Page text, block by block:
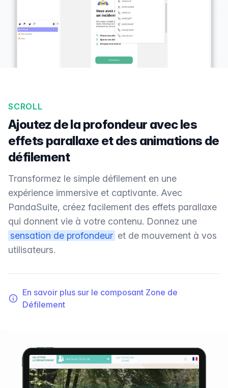
SCROLL
Ajoutez de la profondeur avec les
effets parallaxe et des animations de
défilement
Transformez le simple défilement en une
expérience immersive et captivante. Avec
PandaSuite, créez facilement des effets parallaxe
qui donnent vie à votre contenu. Donnez une
sensation de profondeur et de mouvement à vos
utilisateurs.
En savoir plus sur le composant Zone de
Défilement